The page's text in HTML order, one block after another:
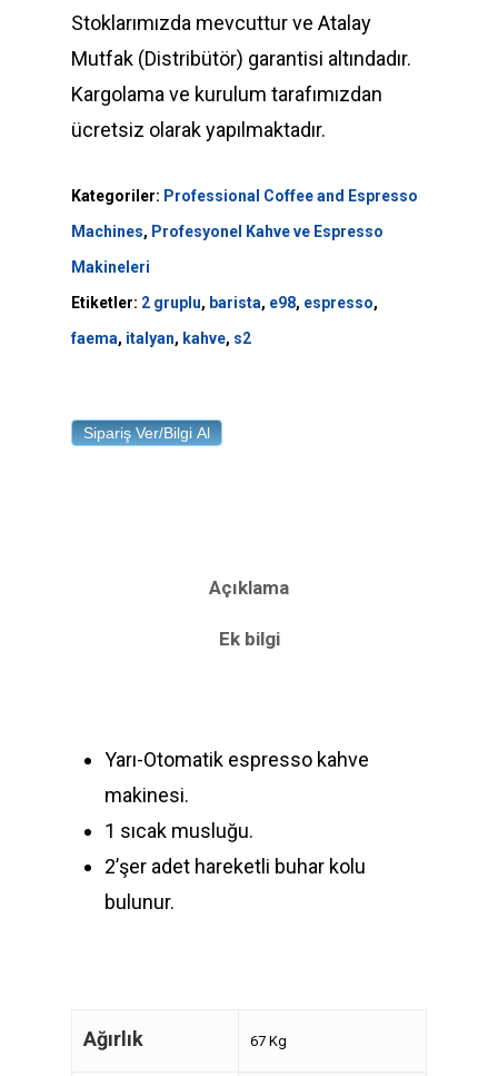
Stoklarımızda mevcuttur ve Atalay
Mutfak (Distribütör) garantisi altındadır.
Kargolama ve kurulum tarafımızdan
ücretsiz olarak yapılmaktadır.
Kategoriler: Professional Coffee and Espresso
Machines, Profesyonel Kahve ve Espresso
Makineleri
Etiketler: 2 gruplu, barista, e98, espresso,
faema, italyan, kahve, s2
Sipariş Ver/Bilgi Al
Açıklama
Ek bilgi
Yarı-Otomatik espresso kahve
makinesi.
1 sıcak musluğu.
2’şer adet hareketli buhar kolu
bulunur.
Ağırlık 67 Kg